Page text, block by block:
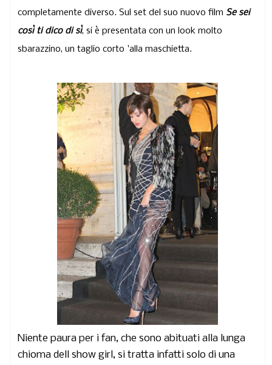
completamente diverso. Sul set del suo nuovo film Se sei
così ti dico di sì, si è presentata con un look molto
sbarazzino, un taglio corto 'alla maschietta.
Niente paura per i fan, che sono abituati alla lunga
chioma dell show girl, si tratta infatti solo di una